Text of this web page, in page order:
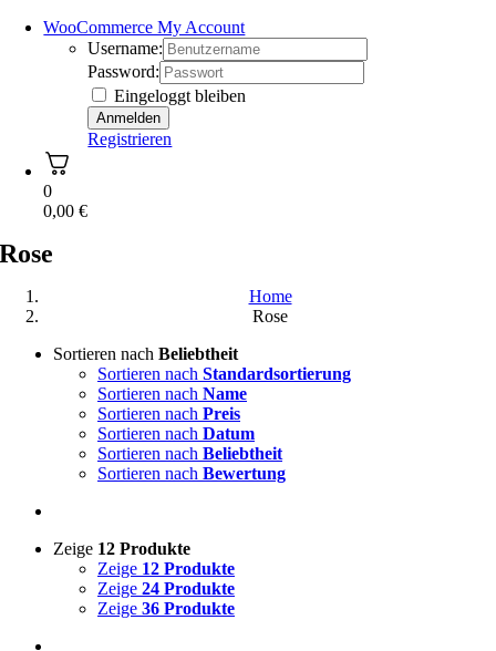
WooCommerce My Account
Username:
Password:
Eingeloggt bleiben
Registrieren
0
0,00€
Rose
Home
Rose
Sortieren nach Beliebtheit
Sortieren nach Standardsortierung
Sortieren nach Name
Sortieren nach Preis
Sortieren nach Datum
Sortieren nach Beliebtheit
Sortieren nach Bewertung
Zeige 12 Produkte
Zeige 12 Produkte
Zeige 24 Produkte
Zeige 36 Produkte